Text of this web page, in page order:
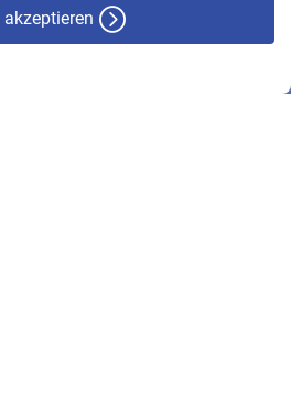
akzeptieren